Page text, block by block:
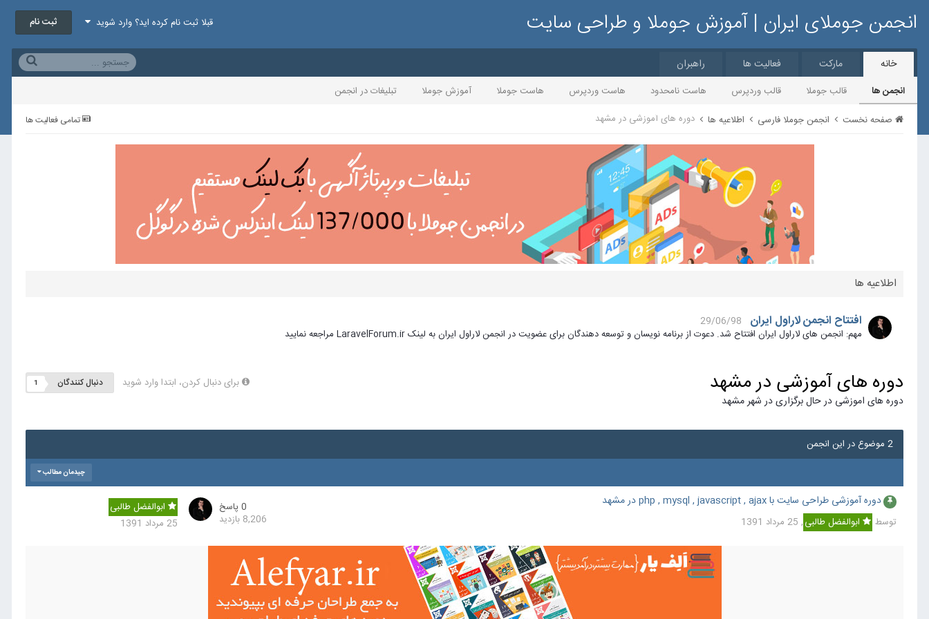
انجمن جوملای ایران | آموزش جوملا و طراحی سایت قبلا ثبت نام کرده اید؟ وارد شوید ثبت نام
خانه
انجمن ها قالب جوملا قالب وردپرس هاست نامحدود هاست وردپرس هاست جوملا آموزش جوملا تبلیغات در انجمن
مارکت فعالیت ها راهبران
تمامی فعالیت ها صفحه نخست انجمن جوملا فارسی اطلاعیه ها دوره های آموزشی در مشهد
اطلاعیه ها
افتتاح انجمن لاراول ایران
29/06/98
مهم: انجمن های لاراول ایران افتتاح شد. دعوت از برنامه نویسان و توسعه دهندگان برای عضویت در انجمن لاراول ایران به لینک LaravelForum.ir مراجعه نمایید
دوره های آموزشی در مشهد برای دنبال کردن، ابتدا وارد شوید دنبال کنندگان 1
دوره های اموزشی در حال برگزاری در شهر مشهد
2 موضوع در این انجمن
چیدمان مطالب
دوره آموزشی طراحی سایت با php , mysql , javascript , ajax در مشهد
توسط ابوالفضل طالبی, 25 مرداد 1391
0 پاسخ
8,206 بازدید
ابوالفضل طالبی
25 مرداد 1391